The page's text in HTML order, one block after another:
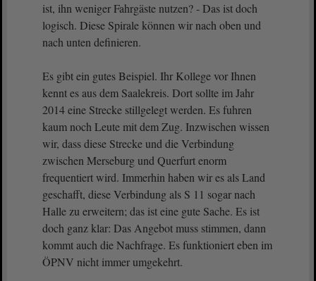
ist, ihn weniger Fahrgäste nutzen? - Das ist doch
logisch. Diese Spirale können wir nach oben und
nach unten definieren.
Es gibt ein gutes Beispiel. Ihr Kollege vor Ihnen
kennt es aus dem Saalekreis. Dort sollte im Jahr
2014 eine Strecke stillgelegt werden. Es fuhren
kaum noch Leute mit dem Zug. Inzwischen wissen
wir, dass diese Strecke und die Verbindung
zwischen Merseburg und Querfurt enorm
frequentiert wird. Immerhin haben wir es als Land
geschafft, diese Verbindung als S 11 sogar nach
Halle zu erweitern; das ist eine gute Sache. Es ist
doch ganz klar: Das Angebot muss stimmen, dann
kommt auch die Nachfrage. Es funktioniert eben im
ÖPNV nicht immer umgekehrt.